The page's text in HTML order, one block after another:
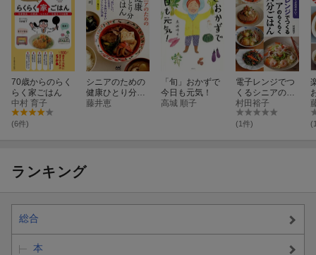
70歳からのらく
らく家ごはん
中村 育子
(6件)
シニアのための
健康ひとり分ご
はん
藤井恵
「旬」おかずで
今日も元気！
高城 順子
電子レンジでつ
くるシニアのら
くらく1人分ご
はん
村田裕子
(1件)
ランキング
総合
本